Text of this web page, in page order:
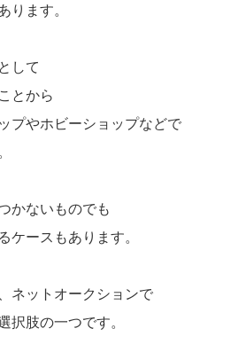
ります。
して
とから
プやホビーショップなどで
かないものでも
ケースもあります。
ネットオークションで
択肢の一つです。